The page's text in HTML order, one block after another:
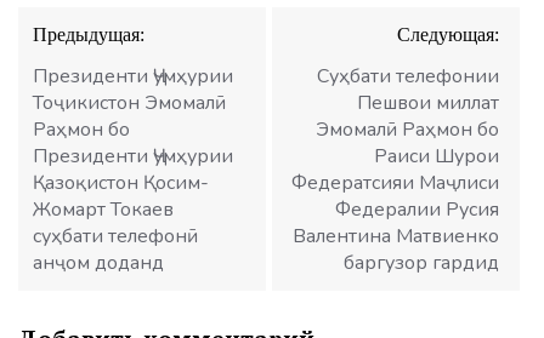
Навигация
по
записям
Предыдущая:
Президенти Ҷумҳурии
Тоҷикистон Эмомалӣ
Раҳмон бо
Президенти Ҷумҳурии
Қазоқистон Қосим-
Жомарт Токаев
суҳбати телефонӣ
анҷом доданд
Следующая:
Суҳбати телефонии
Пешвои миллат
Эмомалӣ Раҳмон бо
Раиси Шурои
Федератсияи Маҷлиси
Федералии Русия
Валентина Матвиенко
баргузор гардид